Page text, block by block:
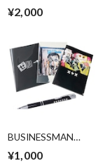
¥2,000
BUSINESSMAN
¥1,000